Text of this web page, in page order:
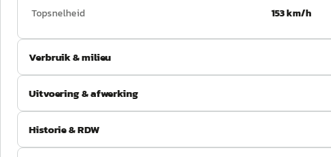
Topsnelheid
153 km/h
Verbruik & milieu
Uitvoering & afwerking
Historie & RDW